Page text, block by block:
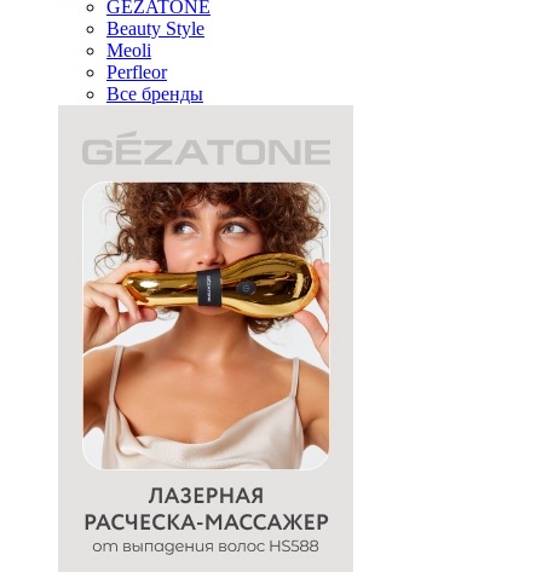
GEZATONE
Beauty Style
Meoli
Perfleor
Все бренды